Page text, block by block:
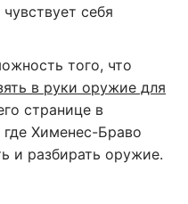
себя
того, что
в руки оружие для
странице в
Хименес-Браво
и разбирать оружие.